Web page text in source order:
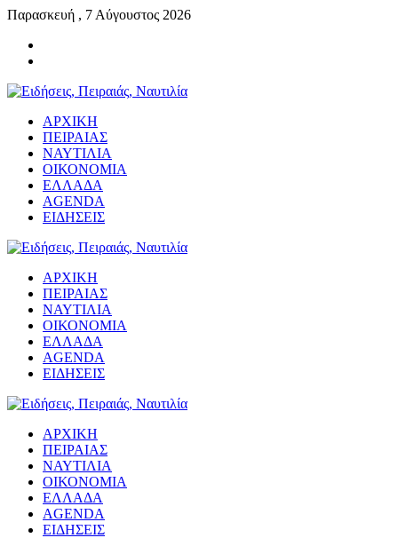
Παρασκευή , 7 Αύγουστος 2026
ΑΡΧΙΚΗ
ΠΕΙΡΑΙΑΣ
ΝΑΥΤΙΛΙΑ
ΟΙΚΟΝΟΜΙΑ
ΕΛΛΑΔΑ
AGENDA
ΕΙΔΗΣΕΙΣ
ΑΡΧΙΚΗ
ΠΕΙΡΑΙΑΣ
ΝΑΥΤΙΛΙΑ
ΟΙΚΟΝΟΜΙΑ
ΕΛΛΑΔΑ
AGENDA
ΕΙΔΗΣΕΙΣ
ΑΡΧΙΚΗ
ΠΕΙΡΑΙΑΣ
ΝΑΥΤΙΛΙΑ
ΟΙΚΟΝΟΜΙΑ
ΕΛΛΑΔΑ
AGENDA
ΕΙΔΗΣΕΙΣ